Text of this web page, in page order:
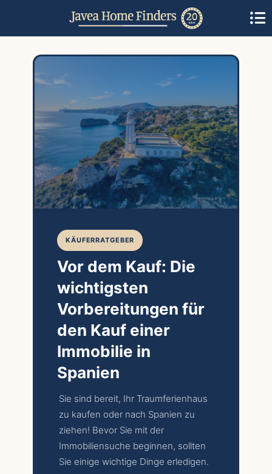
KÄUFERRATGEBER
Vor dem Kauf: Die
wichtigsten
Vorbereitungen für
den Kauf einer
Immobilie in
Spanien
Sie sind bereit, Ihr Traumferienhaus
zu kaufen oder nach Spanien zu
ziehen! Bevor Sie mit der
Immobiliensuche beginnen, sollten
Sie einige wichtige Dinge erledigen.